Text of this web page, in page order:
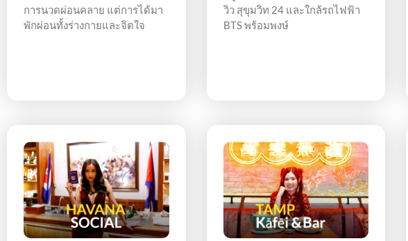
การนวดผ่อนคลาย แต่การได้มา
พักผ่อนทั้งร่างกายและจิตใจ
วิว สุขุมวิท 24 และใกล้รถไฟฟ้า
BTS พร้อมพงษ์